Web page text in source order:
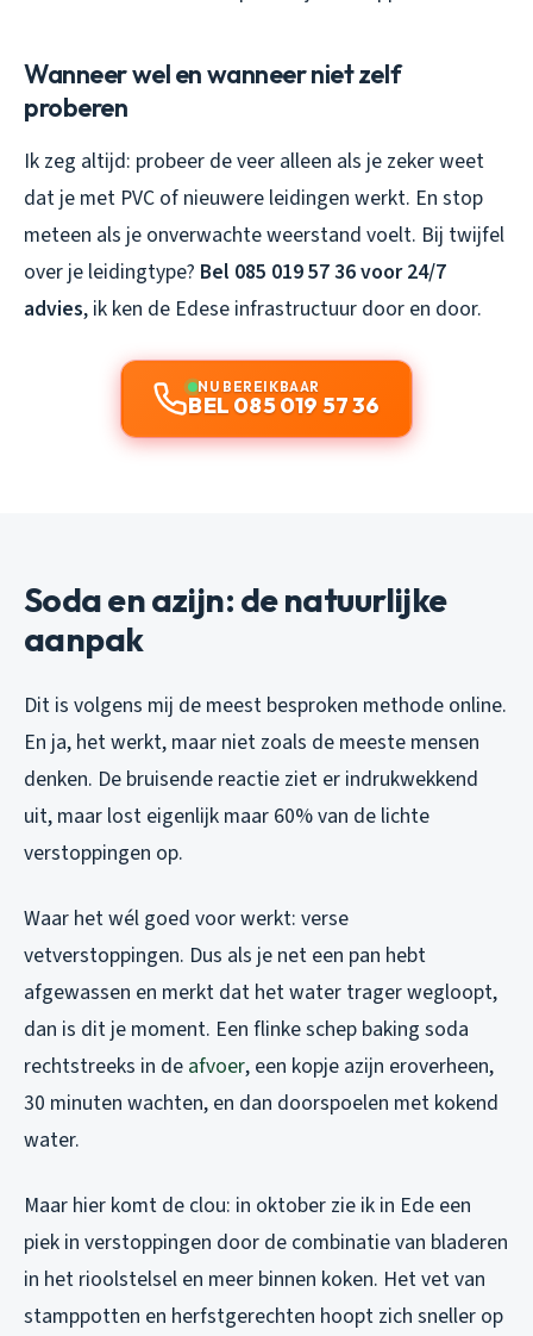
Wanneer wel en wanneer niet zelf
proberen
Ik zeg altijd: probeer de veer alleen als je zeker weet
dat je met PVC of nieuwere leidingen werkt. En stop
meteen als je onverwachte weerstand voelt. Bij twijfel
over je leidingtype? Bel 085 019 57 36 voor 24/7
advies, ik ken de Edese infrastructuur door en door.
NU BEREIKBAAR
BEL 085 019 57 36
Soda en azijn: de natuurlijke
aanpak
Dit is volgens mij de meest besproken methode online.
En ja, het werkt, maar niet zoals de meeste mensen
denken. De bruisende reactie ziet er indrukwekkend
uit, maar lost eigenlijk maar 60% van de lichte
verstoppingen op.
Waar het wél goed voor werkt: verse
vetverstoppingen. Dus als je net een pan hebt
afgewassen en merkt dat het water trager wegloopt,
dan is dit je moment. Een flinke schep baking soda
rechtstreeks in de afvoer, een kopje azijn eroverheen,
30 minuten wachten, en dan doorspoelen met kokend
water.
Maar hier komt de clou: in oktober zie ik in Ede een
piek in verstoppingen door de combinatie van bladeren
in het rioolstelsel en meer binnen koken. Het vet van
stamppotten en herfstgerechten hoopt zich sneller op